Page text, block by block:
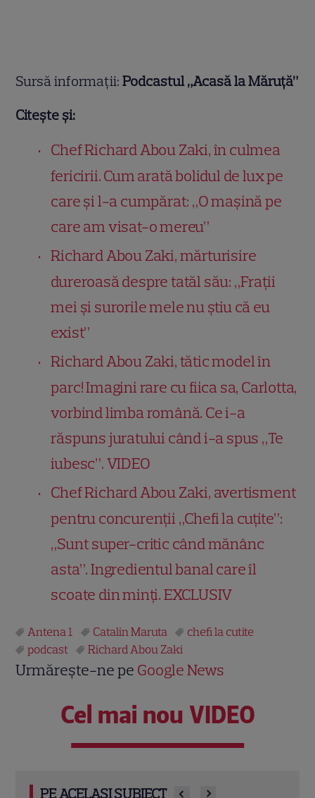
Sursă informații:Podcastul „Acasă la Măruță”
Citește și:
Chef Richard Abou Zaki, în culmea
fericirii. Cum arată bolidul de lux pe
care și l-a cumpărat: „O mașină pe
care am visat-o mereu”
Richard Abou Zaki, mărturisire
dureroasă despre tatăl său: „Frații
mei și surorile mele nu știu că eu
exist”
Richard Abou Zaki, tătic model în
parc! Imagini rare cu fiica sa, Carlotta,
vorbind limba română. Ce i-a
răspuns juratului când i-a spus „Te
iubesc”. VIDEO
Chef Richard Abou Zaki, avertisment
pentru concurenții „Chefi la cuțite”:
„Sunt super-critic când mănânc
asta”. Ingredientul banal care îl
scoate din minți. EXCLUSIV
Antena 1 Catalin Maruta
chefi la cutite
podcast
Richard Abou Zaki
Urmărește-ne pe Google News
Cel mai nou VIDEO
PE ACELAȘI SUBIECT